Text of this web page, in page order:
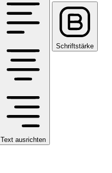
Text ausrichten
Schriftstärke